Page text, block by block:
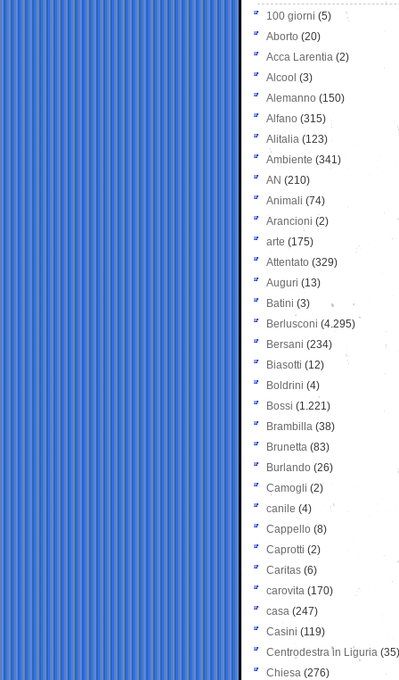
100 giorni (5)
Aborto (20)
Acca Larentia (2)
Alcool (3)
Alemanno (150)
Alfano (315)
Alitalia (123)
Ambiente (341)
AN (210)
Animali (74)
Arancioni (2)
arte (175)
Attentato (329)
Auguri (13)
Batini (3)
Berlusconi (4.295)
Bersani (234)
Biasotti (12)
Boldrini (4)
Bossi (1.221)
Brambilla (38)
Brunetta (83)
Burlando (26)
Camogli (2)
canile (4)
Cappello (8)
Caprotti (2)
Caritas (6)
carovita (170)
casa (247)
Casini (119)
Centrodestra in Liguria (35)
Chiesa (276)